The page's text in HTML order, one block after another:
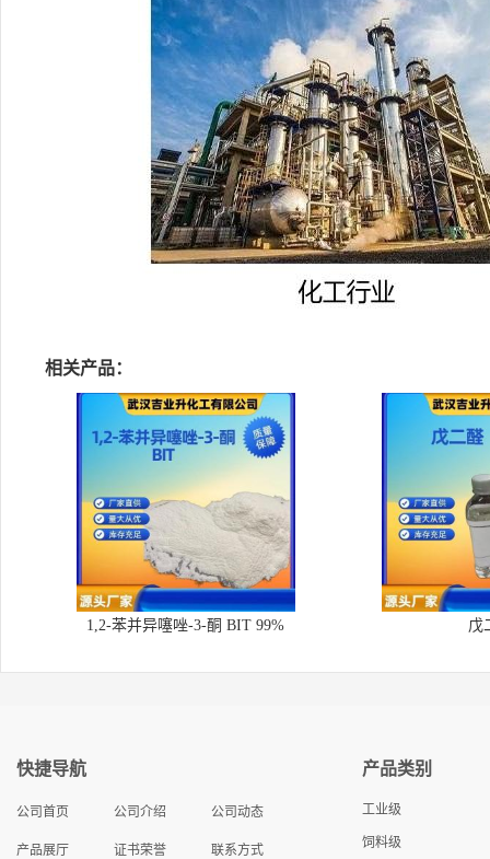
相关产品：
1,2-苯并异噻唑-3-酮 BIT 99% 戊
快捷导航
公司首页 公司介绍 公司动态
产品展厅 证书荣誉 联系方式
产品类别
工业级
饲料级